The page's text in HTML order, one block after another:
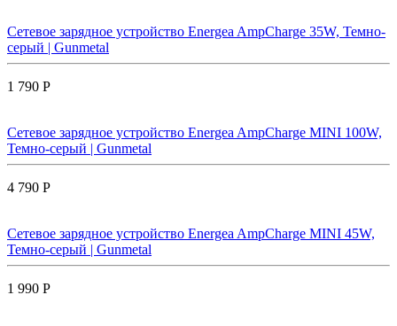
Сетевое зарядное устройство Energea AmpCharge 35W, Темно-
серый | Gunmetal
1 790 Р
Сетевое зарядное устройство Energea AmpCharge MINI 100W,
Темно-серый | Gunmetal
4 790 Р
Сетевое зарядное устройство Energea AmpCharge MINI 45W,
Темно-серый | Gunmetal
1 990 Р